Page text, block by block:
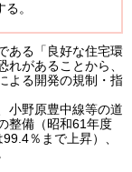
。
ある「良好な住宅環
があることから、
よる開発の規制・指
小野原豊中線等の道
整備（昭和61年度
％まで上昇）、